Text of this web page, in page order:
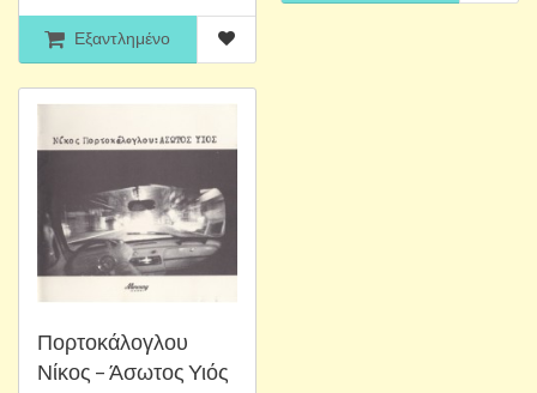
Εξαντλημένο
Πορτοκάλογλου
Νίκος – Άσωτος Υιός